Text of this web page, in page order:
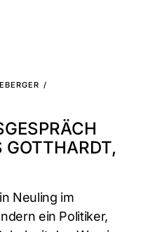
GOTTHARDT,
Neuling im
ein Politiker,